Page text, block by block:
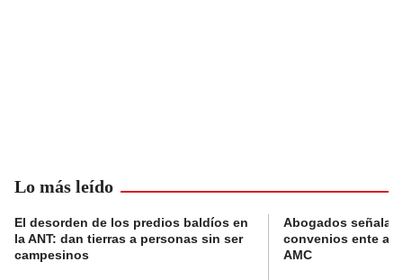
Lo más leído
El desorden de los predios baldíos en
la ANT: dan tierras a personas sin ser
campesinos
Abogados
convenios ente
AMC